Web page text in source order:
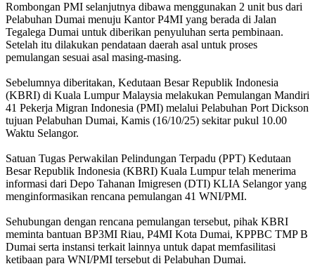
Rombongan PMI selanjutnya dibawa menggunakan 2 unit bus dari
Pelabuhan Dumai menuju Kantor P4MI yang berada di Jalan
Tegalega Dumai untuk diberikan penyuluhan serta pembinaan.
Setelah itu dilakukan pendataan daerah asal untuk proses
pemulangan sesuai asal masing-masing.
Sebelumnya diberitakan, Kedutaan Besar Republik Indonesia
(KBRI) di Kuala Lumpur Malaysia melakukan Pemulangan Mandiri
41 Pekerja Migran Indonesia (PMI) melalui Pelabuhan Port Dickson
tujuan Pelabuhan Dumai, Kamis (16/10/25) sekitar pukul 10.00
Waktu Selangor.
Satuan Tugas Perwakilan Pelindungan Terpadu (PPT) Kedutaan
Besar Republik Indonesia (KBRI) Kuala Lumpur telah menerima
informasi dari Depo Tahanan Imigresen (DTI) KLIA Selangor yang
menginformasikan rencana pemulangan 41 WNI/PMI.
Sehubungan dengan rencana pemulangan tersebut, pihak KBRI
meminta bantuan BP3MI Riau, P4MI Kota Dumai, KPPBC TMP B
Dumai serta instansi terkait lainnya untuk dapat memfasilitasi
ketibaan para WNI/PMI tersebut di Pelabuhan Dumai.